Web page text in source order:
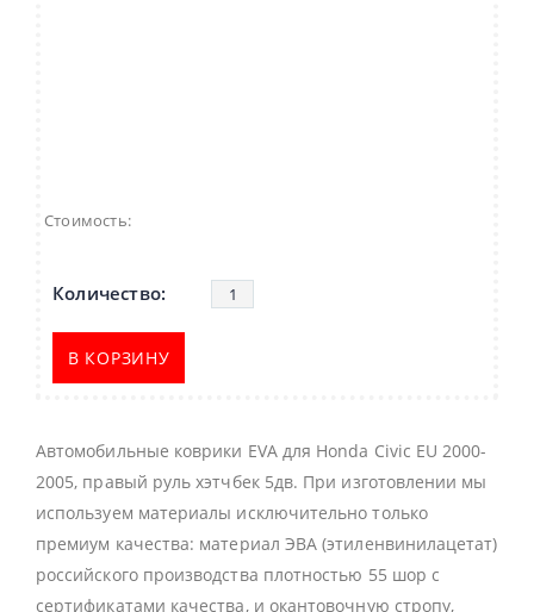
Стоимость:
В КОРЗИНУ
Автомобильные коврики EVA для Honda Civic EU 2000-
2005, правый руль хэтчбек 5дв. При изготовлении мы
используем материалы исключительно только
премиум качества: материал ЭВА (этиленвинилацетат)
российского производства плотностью 55 шор с
сертификатами качества, и окантовочную стропу,